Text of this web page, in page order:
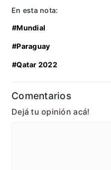
En esta nota:
#Mundial
#Paraguay
#Qatar 2022
Comentarios
Dejá tu opinión acá!